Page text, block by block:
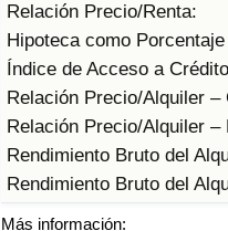
Relación Precio/Renta:
Hipoteca como
Índice de Acceso a
Relación Precio/Alquiler –
Relación Precio/Alquiler –
Rendimiento Bruto del
Rendimiento Bruto del
Más información:
Índice de contaminación
Índice de